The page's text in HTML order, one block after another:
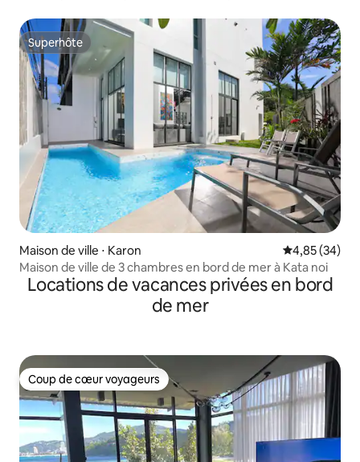
Superhôte
Superhôte
Maison de ville ⋅ Karon Évaluation
4,85 (34)
Maison de ville de 3 chambres en bord de mer à Kata noi
Locations de vacances privées en bord
de mer
Coup de cœur voyageurs
Coup de cœur voyageurs